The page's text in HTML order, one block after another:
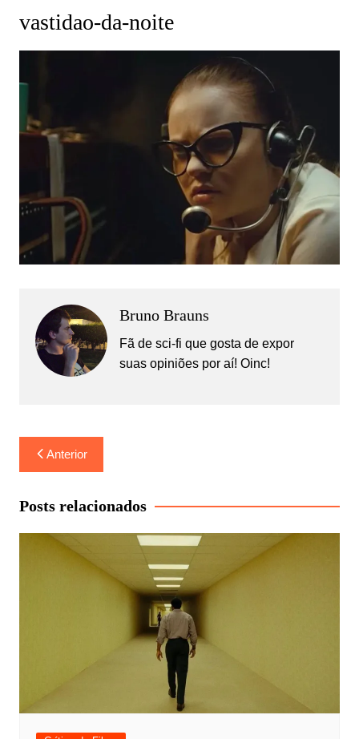
vastidao-da-noite
Bruno Brauns
Fã de sci-fi que gosta de expor
suas opiniões por aí! Oinc!
Navegação
de
Post
Anterior
Posts relacionados